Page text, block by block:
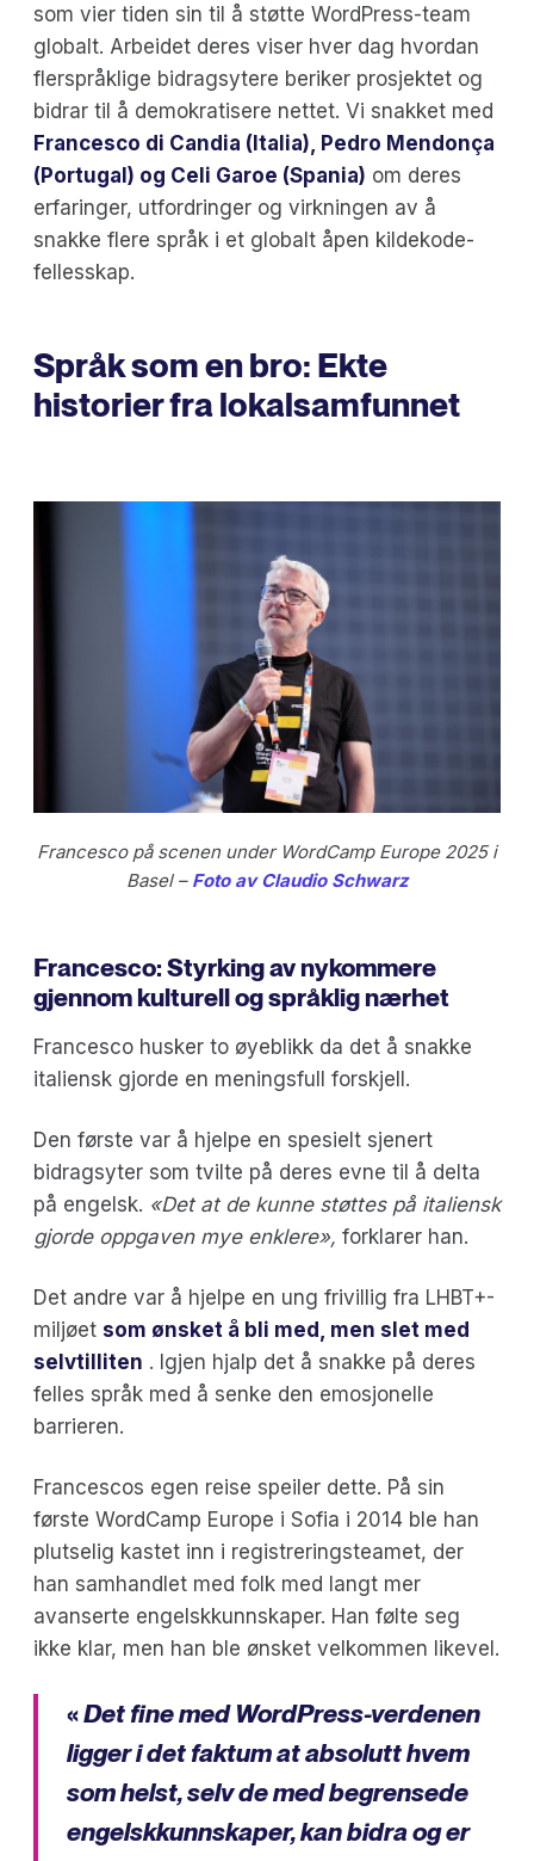
som vier tiden sin til å støtte WordPress-team
globalt. Arbeidet deres viser hver dag hvordan
flerspråklige bidragsytere beriker prosjektet og
bidrar til å demokratisere nettet. Vi snakket med
Francesco di Candia (Italia), Pedro Mendonça
(Portugal) og Celi Garoe (Spania) om deres
erfaringer, utfordringer og virkningen av å
snakke flere språk i et globalt åpen kildekode-
fellesskap.
Språk som en bro: Ekte
historier fra lokalsamfunnet
Francesco på scenen under WordCamp Europe 2025 i
Basel – Foto av Claudio Schwarz
Francesco: Styrking av nykommere
gjennom kulturell og språklig nærhet
Francesco husker to øyeblikk da det å snakke
italiensk gjorde en meningsfull forskjell.
Den første var å hjelpe en spesielt sjenert
bidragsyter som tvilte på deres evne til å delta
på engelsk. «Det at de kunne støttes på italiensk
gjorde oppgaven mye enklere», forklarer han.
Det andre var å hjelpe en ung frivillig fra LHBT+-
miljøet som ønsket å bli med, men slet med
selvtilliten . Igjen hjalp det å snakke på deres
felles språk med å senke den emosjonelle
barrieren.
Francescos egen reise speiler dette. På sin
første WordCamp Europe i Sofia i 2014 ble han
plutselig kastet inn i registreringsteamet, der
han samhandlet med folk med langt mer
avanserte engelskkunnskaper. Han følte seg
ikke klar, men han ble ønsket velkommen likevel.
«Det fine med WordPress-verdenen
ligger i det faktum at absolutt hvem
som helst, selv de med begrensede
engelskkunnskaper, kan bidra og er